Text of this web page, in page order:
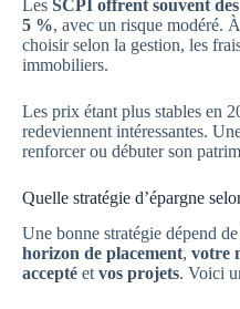
Les SCPI offrent souvent
5 %, avec un risque modéré.
choisir selon la gestion, les
immobiliers.
Les prix étant plus stables en
redeviennent intéressantes.
renforcer ou débuter son
Quelle stratégie d’épargne
Une bonne stratégie dépend
horizon de placement, votre
accepté et vos projets. Voici